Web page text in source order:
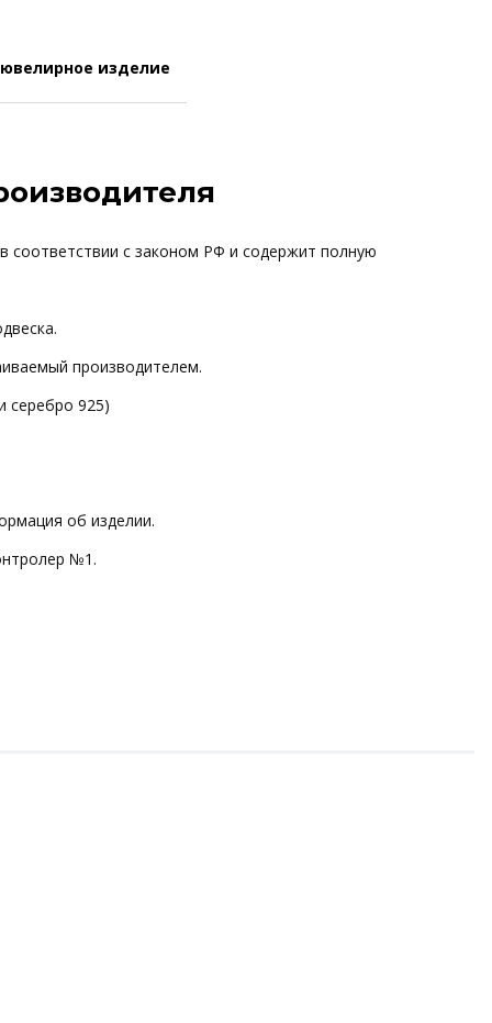
изделие
соответствии с законом РФ и содержит полную
производителем.
серебро 925)
об изделии.
№1.